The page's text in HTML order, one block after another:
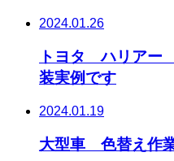
2024.01.26
トヨタ ハリア
装実例です
2024.01.19
大型車 色替え作